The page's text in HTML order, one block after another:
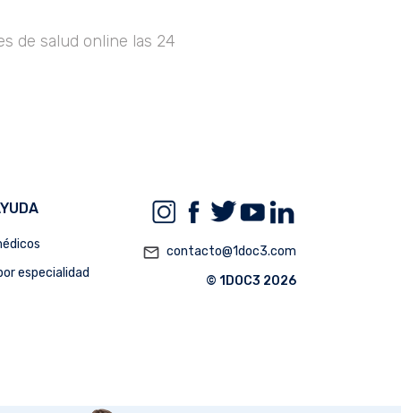
de salud online las 24
especialidad
mail_outline contacto@1doc3.com
© 1DOC3 2026